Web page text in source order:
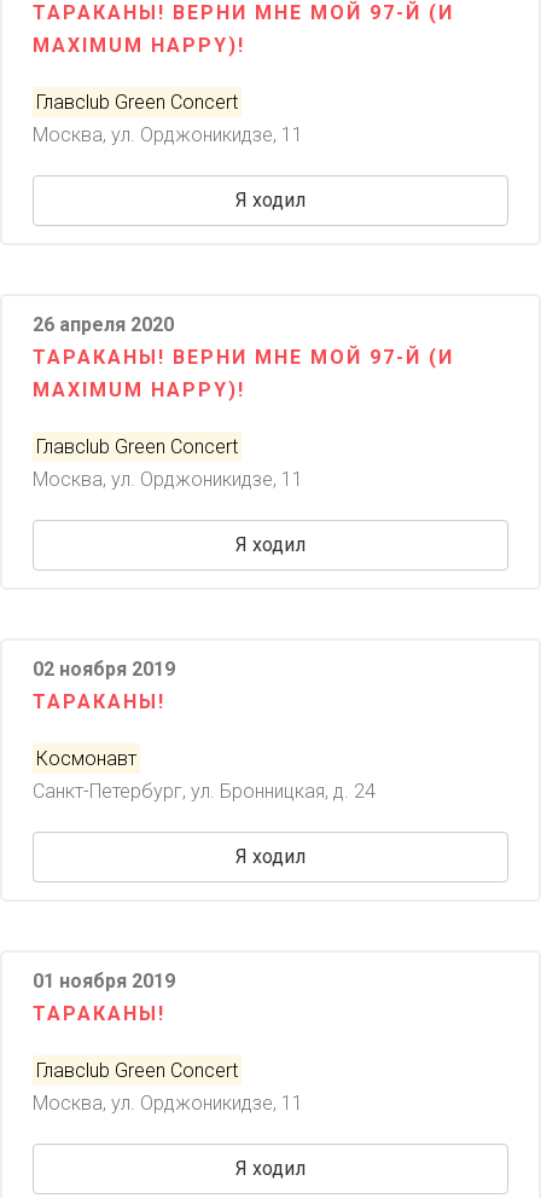
ТАРАКАНЫ! ВЕРНИ МНЕ МОЙ 97-Й (И
MAXIMUM HAPPY)!
Главclub Green Concert
Москва, ул. Орджоникидзе, 11
Я ходил
26 апреля 2020
ТАРАКАНЫ! ВЕРНИ МНЕ МОЙ 97-Й (И
MAXIMUM HAPPY)!
Главclub Green Concert
Москва, ул. Орджоникидзе, 11
Я ходил
02 ноября 2019
ТАРАКАНЫ!
Космонавт
Санкт-Петербург, ул. Бронницкая, д. 24
Я ходил
01 ноября 2019
ТАРАКАНЫ!
Главclub Green Concert
Москва, ул. Орджоникидзе, 11
Я ходил